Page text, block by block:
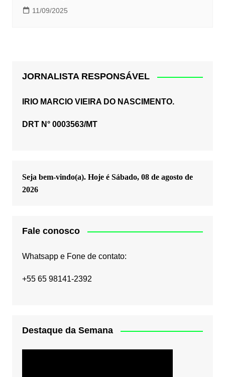
11/09/2025
JORNALISTA RESPONSÁVEL
IRIO MARCIO VIEIRA DO NASCIMENTO.
DRT N° 0003563/MT
Seja bem-vindo(a). Hoje é Sábado, 08 de agosto de
2026
Fale conosco
Whatsapp e Fone de contato:
+55 65 98141-2392
Destaque da Semana